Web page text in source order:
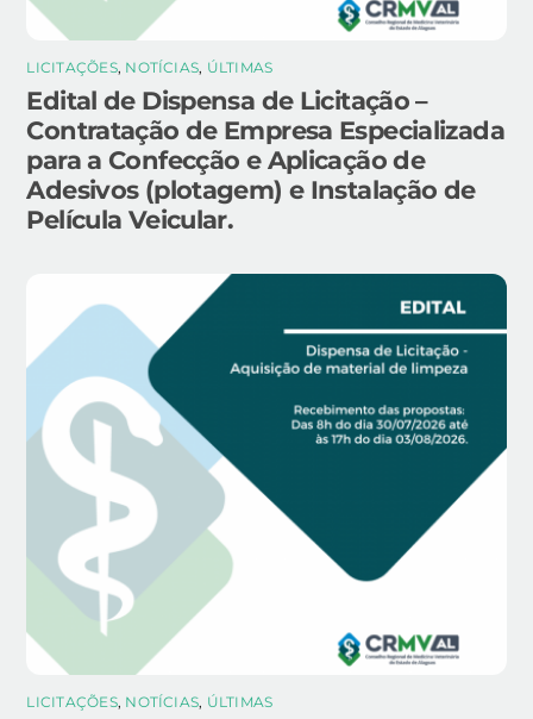
LICITAÇÕES, NOTÍCIAS, ÚLTIMAS
Edital de Dispensa de Licitação –
Contratação de Empresa Especializada
para a Confecção e Aplicação de
Adesivos (plotagem) e Instalação de
Película Veicular.
LICITAÇÕES, NOTÍCIAS, ÚLTIMAS